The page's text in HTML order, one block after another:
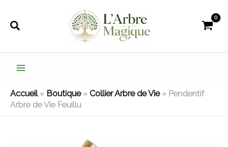
Rechercher
Accueil» Boutique» Collier Arbre de Vie» Pendentif
Arbre de Vie Feuillu